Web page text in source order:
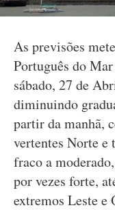
As previsões
Português do
sábado, 27 de
diminuindo
partir da manhã,
vertentes Norte e
fraco a
por vezes forte,
extremos Leste e